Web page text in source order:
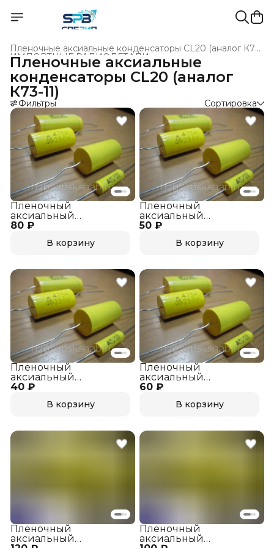
Пленочные аксиальные конденсаторы СL20 (аналог К73-11)
ИМПОРТНЫЕ РАДИОДЕТАЛИ ›
РАДИОДЕТАЛИ И РАДИОЭЛЕКТРОННЫЕ
Главная ›
Пленочные аксиальные
конденсаторы СL20 (аналог
К73-11)
Фильтры Сортировка
80 ₽
Пленочный
аксиальный
конденсатор CL-20 2,2
В корзину
50 ₽
Пленочный
аксиальный
конденсатор CL-20
В корзину
40 ₽
Пленочный
аксиальный
конденсатор CL-20
В корзину
60 ₽
Пленочный
аксиальный
конденсатор CL-20 1
В корзину
Пленочный
аксиальный
Пленочный
аксиальный